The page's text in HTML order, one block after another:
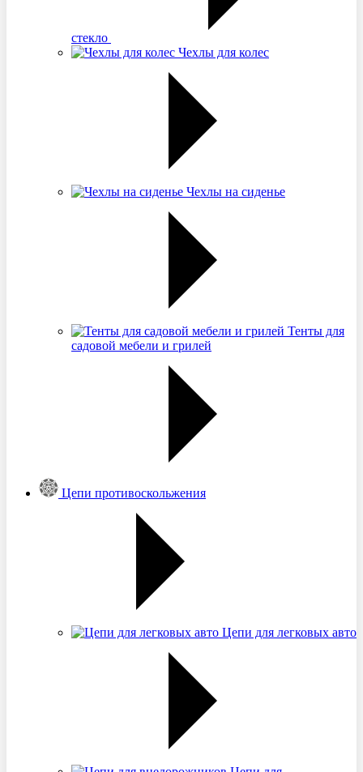
стекло
Чехлы для колес
Чехлы на сиденье
Тенты для
садовой мебели и грилей
Цепи противоскольжения
Цепи для легковых авто